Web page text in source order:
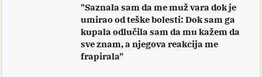
"Saznala sam da me muž vara dok je
umirao od teške bolesti: Dok sam ga
kupala odlučila sam da mu kažem da
sve znam, a njegova reakcija me
frapirala"